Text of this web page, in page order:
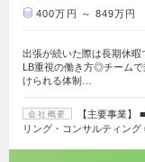
400万円 ～ 849万円
出張が続いた際は長期休
LB重視の働き方◎チーム
けられる体制…
会社概要
【主要事業
リング・コンサルティン